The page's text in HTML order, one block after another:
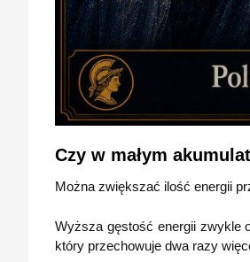
Czy w małym
Można zwiększać ilość energii
Wyższa gęstość energii zwykle
który przechowuje dwa razy